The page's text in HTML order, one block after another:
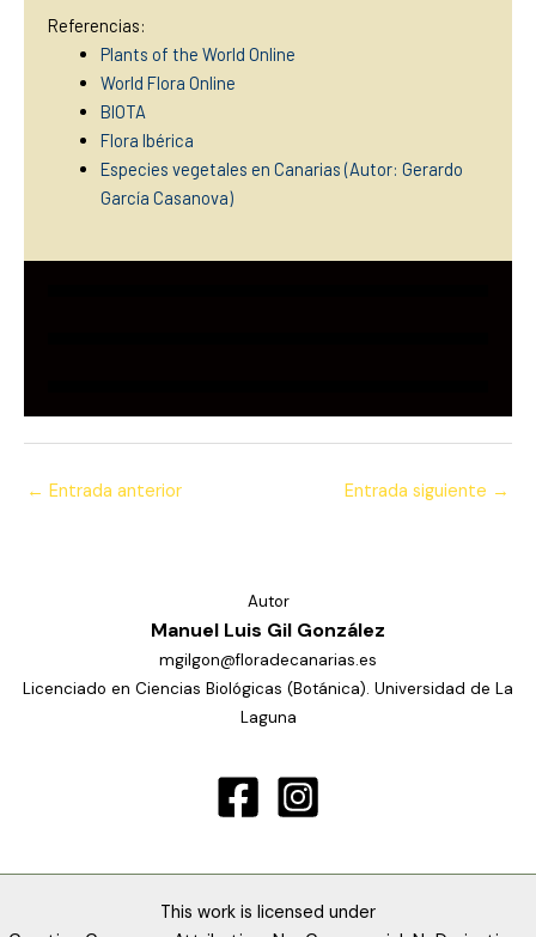
Referencias:
Plants of the World Online
World Flora Online
BIOTA
Flora Ibérica
Especies vegetales en Canarias (Autor: Gerardo
García Casanova)
← Entrada anterior Entrada siguiente →
Autor
Manuel Luis Gil González
mgilgon@floradecanarias.es
Licenciado en Ciencias Biológicas (Botánica). Universidad de La
Laguna
This work is licensed under